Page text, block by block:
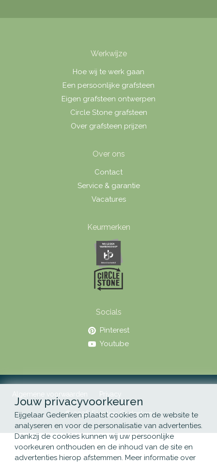
Werkwijze
Hoe wij te werk gaan
Een persoonlijke grafsteen
Eigen grafsteen ontwerpen
Circle Stone grafsteen
Over grafsteen prijzen
Over ons
Contact
Service & garantie
Vacatures
Keurmerken
Socials
Pinterest
Youtube
Algemene voorwaarden Privacy
© 2026 Eijgelaar Gedenken
Jouw privacyvoorkeuren
Eijgelaar Gedenken plaatst cookies om de website te
analyseren en voor de personalisatie van advertenties.
Dankzij de cookies kunnen wij uw persoonlijke
voorkeuren onthouden en de inhoud van de site en
advertenties hierop afstemmen. Meer informatie over